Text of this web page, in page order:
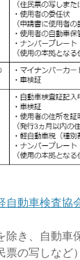
自動車検査協
除き、自動車
票の写しなど